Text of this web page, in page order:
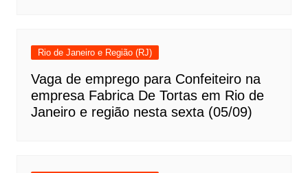
Rio de Janeiro e Região (RJ)
Vaga de emprego para Confeiteiro na
empresa Fabrica De Tortas em Rio de
Janeiro e região nesta sexta (05/09)